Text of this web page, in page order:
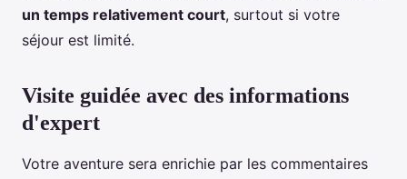
un temps relativement court, surtout si votre
séjour est limité.
Visite guidée avec des informations
d'expert
Votre aventure sera enrichie par les commentaires